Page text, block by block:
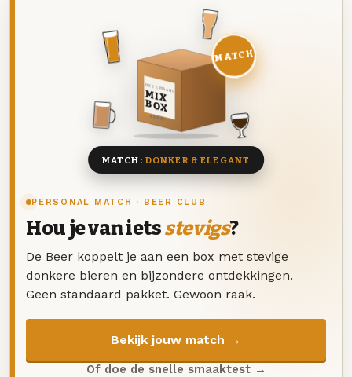
PERSONAL MATCH · BEER CLUB
Hou je van ietsstevigs?
De Beer koppelt je aan een box met stevige
donkere bieren en bijzondere ontdekkingen.
Geen standaard pakket. Gewoon raak.
Bekijk jouw match →
Of doe de snelle smaaktest →
DEZE MAAND
MIX
BOX
8 BIEREN
MATCH
MATCH: DONKER & ELEGANT